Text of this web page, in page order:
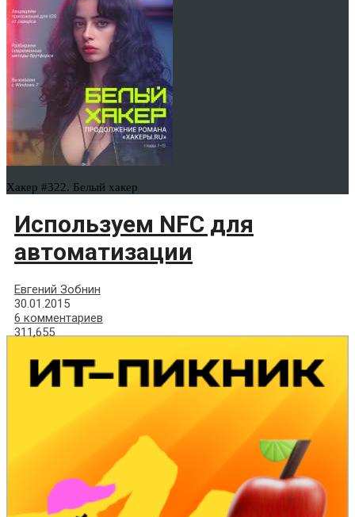
Хакер #322. Белый хакер
Используем NFC для
автоматизации
Евгений Зобнин
30.01.2015
6 комментариев
311,655